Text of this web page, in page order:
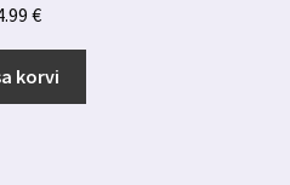
€
korvi